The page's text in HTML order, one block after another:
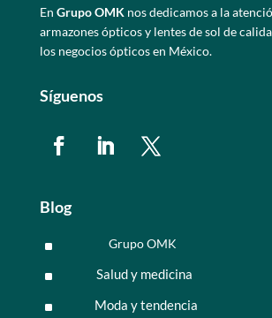
En Grupo OMKnos dedicamos a la
armazones ópticos y lentes de sol de
los negocios ópticos en México.
Síguenos
Blog
^ Grupo OMK
^ Salud y medicina
^ Moda y tendencia